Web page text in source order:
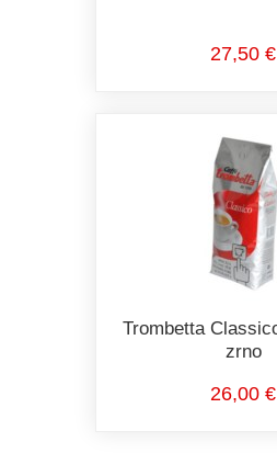
27,50 €
Trombetta
zrno
26,00 €